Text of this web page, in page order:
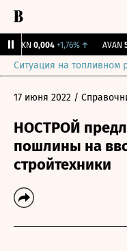
TGKN 0,004 +1,76%↑ AVAN
Ситуация на топливном
17 июня 2022 /
НОСТРОЙ
пошлины на
стройтехники